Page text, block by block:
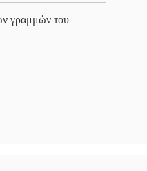
γραμμών του